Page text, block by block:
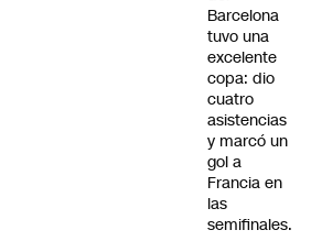
Barcelona
tuvo una
excelente
copa: dio
cuatro
asistencias
y marcó un
gol a
Francia en
las
semifinales.